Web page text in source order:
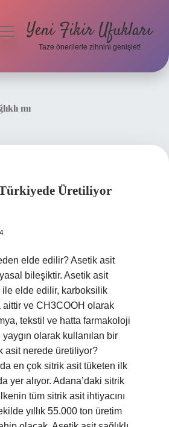
menüyüYeni Fikir Ufukları
Taze önerilerle zihnini genişlet!
mı
Üretiliyor
elde edilir? Asetik asit
bileşiktir. Asetik asit
ile elde edilir, karboksilik
aittir ve CH3COOH olarak
tekstil ve hatta farmakoloji
olarak kullanılan bir
asit nerede üretiliyor?
en çok sitrik asit tüketen ilk
yer alıyor. Adana’daki sitrik
tüm sitrik asit ihtiyacını
yıllık 55.000 ton üretim